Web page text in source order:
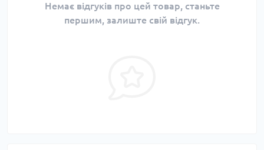
Немає відгуків про цей товар, станьте
першим, залиште свій відгук.